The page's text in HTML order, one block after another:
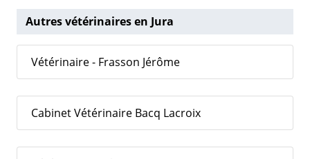
Autres vétérinaires en Jura
Vétérinaire - Frasson Jérôme
Cabinet Vétérinaire Bacq Lacroix